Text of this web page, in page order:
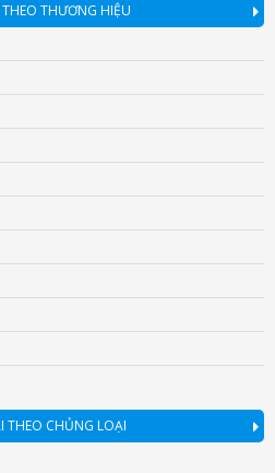
THƯƠNG HIỆU
THEO CHỦNG LOẠI